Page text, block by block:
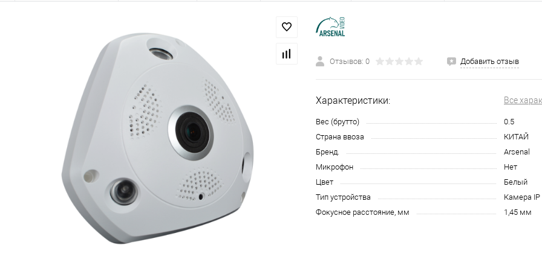
Отзывов: 0 Добавить отзыв
Характеристики: Все
Вес (брутто)
0.5
Страна ввоза
КИТАЙ
Бренд.
Arsenal
Микрофон
Нет
Цвет
Белый
Тип устройства
Камера IP
Фокусное расстояние, мм
1,45 мм